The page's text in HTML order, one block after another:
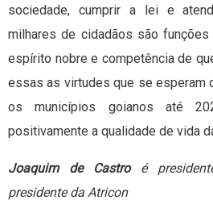
sociedade, cumprir a lei e
milhares de cidadãos são
espírito nobre e competência de
essas as virtudes que se esperam
os municípios goianos até
positivamente a qualidade de vida
Joaquim de Castro é
presidente da Atricon